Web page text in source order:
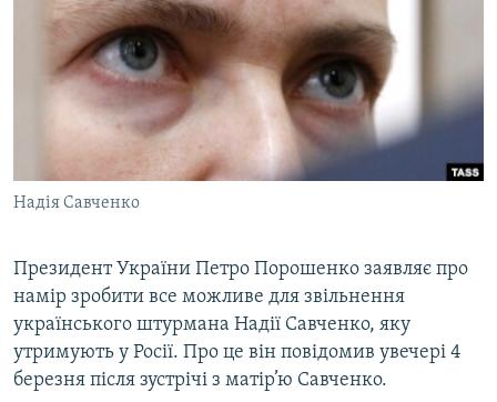
СПЕЦПРОЕКТИ
ДЕПОРТАЦІЯ
ВІДЕОУРОКИ «ELIFBE»
СВІДЧЕННЯ ОКУПАЦІЇ
УКРАЇНСЬКА ПРОБЛЕМА КРИМУ
ІНФОГРАФІКА
ЯК ОБІЙТИ БЛОКУВАННЯ
Русский
ДОЛУЧАЙСЯ!
Усі сайти RFE/RL
Надія Савченко
Президент України Петро Порошенко заявляє про
намір зробити все можливе для звільнення
українського штурмана Надії Савченко, яку
утримують у Росії. Про це він повідомив увечері 4
березня після зустрічі з матір’ю Савченко.